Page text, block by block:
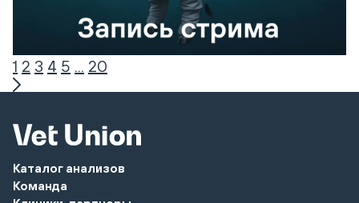
1 2 3 4 5 ... 20
Каталог анализов
Команда